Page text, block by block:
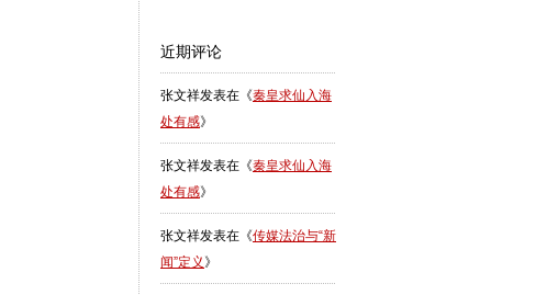
近期评论
张文祥发表在《秦皇求仙入海
处有感》
张文祥发表在《秦皇求仙入海
处有感》
张文祥发表在《传媒法治与“新
闻”定义 》